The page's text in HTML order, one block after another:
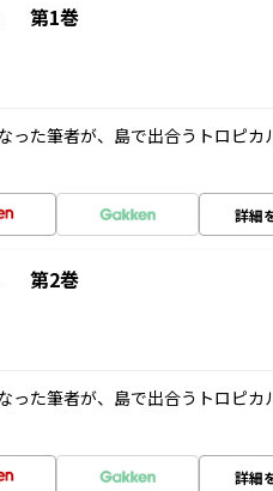
第1巻
った筆者が、島で出合うトロピカ
詳細
第2巻
った筆者が、島で出合うトロピカ
詳細